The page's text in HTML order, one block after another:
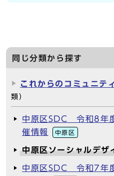
同じ分類から探す
これからのコミュニティ
類）
中原区SDC 令和8年
催情報
中原区
中原区ソーシャルデザ
中原区SDC 令和7年